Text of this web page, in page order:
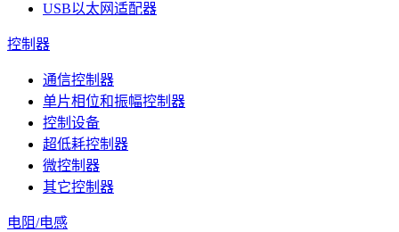
USB以太网适配器
控制器
通信控制器
单片相位和振幅控制器
控制设备
超低耗控制器
微控制器
其它控制器
电阻/电感